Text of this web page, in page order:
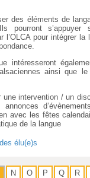
des éléments de
pourront s’appuyer
pour intégrer la
intéresseront
ainsi que le
intervention / un
avec les fêtes
de la langue
élu(e)s
N O P Q R